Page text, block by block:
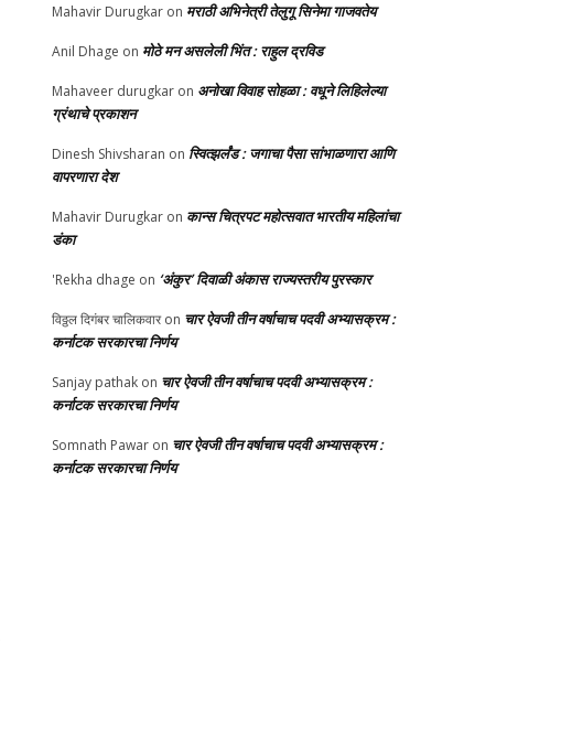
Mahavir Durugkar on मराठी अभिनेत्री तेलुगू सिनेमा गाजवतेय
Anil Dhage on मोठे मन असलेली भिंत : राहुल द्रविड
Mahaveer durugkar on अनोखा विवाह सोहळा : वधूने लिहिलेल्या
ग्रंथाचे प्रकाशन
Dinesh Shivsharan on स्वित्झर्लंड : जगाचा पैसा सांभाळणारा आणि
वापरणारा देश
Mahavir Durugkar on कान्स चित्रपट महोत्सवात भारतीय महिलांचा
डंका
'Rekha dhage on ‘अंकुर’ दिवाळी अंकास राज्यस्तरीय पुरस्कार
विठ्ठल दिगंबर चालिकवारon चार ऐवजी तीन वर्षाचाच पदवी अभ्यासक्रम :
कर्नाटक सरकारचा निर्णय
Sanjay pathak on चार ऐवजी तीन वर्षाचाच पदवी अभ्यासक्रम :
कर्नाटक सरकारचा निर्णय
Somnath Pawar on चार ऐवजी तीन वर्षाचाच पदवी अभ्यासक्रम :
कर्नाटक सरकारचा निर्णय